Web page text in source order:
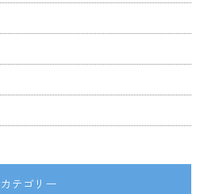
カテゴリー